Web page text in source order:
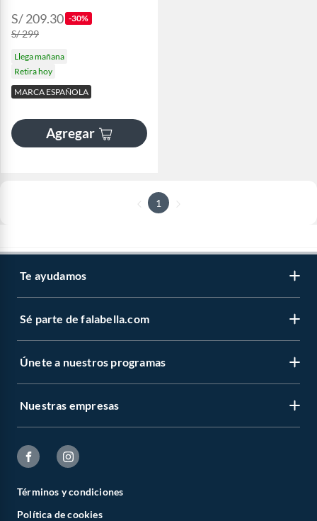
S/ 209.30 -30%
S/ 299
Llega mañana
Retira hoy
MARCA ESPAÑOLA
Agregar
1
Te ayudamos
Sé parte de falabella.com
Únete a nuestros programas
Nuestras empresas
Términos y condiciones
Política de cookies